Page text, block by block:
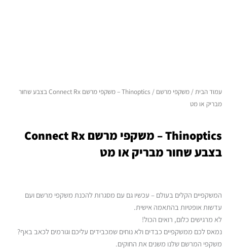
עמוד הבית/ משקפי מרשם
/ Thinoptics – משקפי מרשם Connect Rx בצבע שחור
מבריק או מט
Thinoptics – משקפי מרשם Connect Rx
בצבע שחור מבריק או מט
המשקפיים הקלים בעולם – עכשיו גם עם מסגרות להכנת משקפי מרשם ועם
עדשות אופטיות בהתאמה אישית.
לא מרגישים כלום, רואים הכול!
נמאס לכם ממשקפיים כבדים ולא נוחים שמכבידים עליכם וגורמים לכאב באף?
משקפי המרשם שלנו משנים את החוקים.